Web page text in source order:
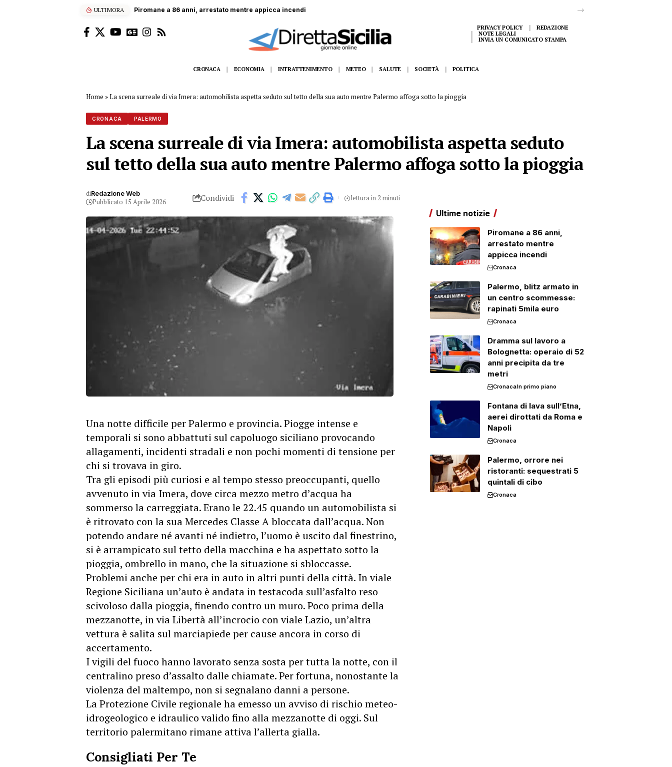
ULTIMORA Palermo, blitz armato in un centro scommesse: rapinati 5mila euro
PRIVACY POLICY
REDAZIONE
NOTE LEGALI
INVIA UN COMUNICATO STAMPA
CRONACA ECONOMIA INTRATTENIMENTO METEO SALUTE SOCIETÀ POLITICA
Home »La scena surreale di via Imera: automobilista aspetta seduto sul tetto della sua auto mentre Palermo affoga sotto la pioggia
CRONACA PALERMO
La scena surreale di via Imera: automobilista aspetta seduto
sul tetto della sua auto mentre Palermo affoga sotto la pioggia
diRedazione Web
Pubblicato 15 Aprile 2026 Condividi lettura in 2 minuti
Una notte difficile per Palermo e provincia. Piogge intense e
temporali si sono abbattuti sul capoluogo siciliano provocando
allagamenti, incidenti stradali e non pochi momenti di tensione per
chi si trovava in giro.
Tra gli episodi più curiosi e al tempo stesso preoccupanti, quello
avvenuto in via Imera, dove circa mezzo metro d’acqua ha
sommerso la carreggiata. Erano le 22.45 quando un automobilista si
è ritrovato con la sua Mercedes Classe A bloccata dall’acqua. Non
potendo andare né avanti né indietro, l’uomo è uscito dal finestrino,
si è arrampicato sul tetto della macchina e ha aspettato sotto la
pioggia, ombrello in mano, che la situazione si sbloccasse.
Problemi anche per chi era in auto in altri punti della città. In viale
Regione Siciliana un’auto è andata in testacoda sull’asfalto reso
scivoloso dalla pioggia, finendo contro un muro. Poco prima della
mezzanotte, in via Libertà all’incrocio con viale Lazio, un’altra
vettura è salita sul marciapiede per cause ancora in corso di
accertamento.
I vigili del fuoco hanno lavorato senza sosta per tutta la notte, con il
centralino preso d’assalto dalle chiamate. Per fortuna, nonostante la
violenza del maltempo, non si segnalano danni a persone.
La Protezione Civile regionale ha emesso un avviso di rischio meteo-
idrogeologico e idraulico valido fino alla mezzanotte di oggi. Sul
territorio palermitano rimane attiva l’allerta gialla.
Consigliati Per Te
Ultime notizie
Piromane a 86 anni,
arrestato mentre
appicca incendi
Cronaca
Palermo, blitz armato in
un centro scommesse:
rapinati 5mila euro
Cronaca
Dramma sul lavoro a
Bolognetta: operaio di 52
anni precipita da tre
metri
CronacaIn primo piano
Fontana di lava sull’Etna,
aerei dirottati da Roma e
Napoli
Cronaca
Palermo, orrore nei
ristoranti: sequestrati 5
quintali di cibo
Cronaca